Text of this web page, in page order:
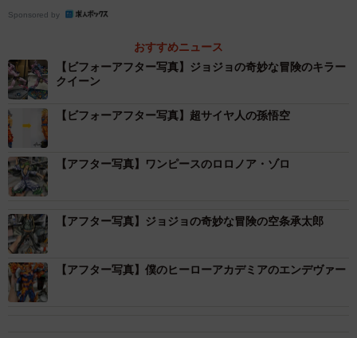
Sponsored by
おすすめニュース
【ビフォーアフター写真】ジョジョの奇妙な冒険のキラー
クイーン
【ビフォーアフター写真】超サイヤ人の孫悟空
【アフター写真】ワンピースのロロノア・ゾロ
【アフター写真】ジョジョの奇妙な冒険の空条承太郎
【アフター写真】僕のヒーローアカデミアのエンデヴァー